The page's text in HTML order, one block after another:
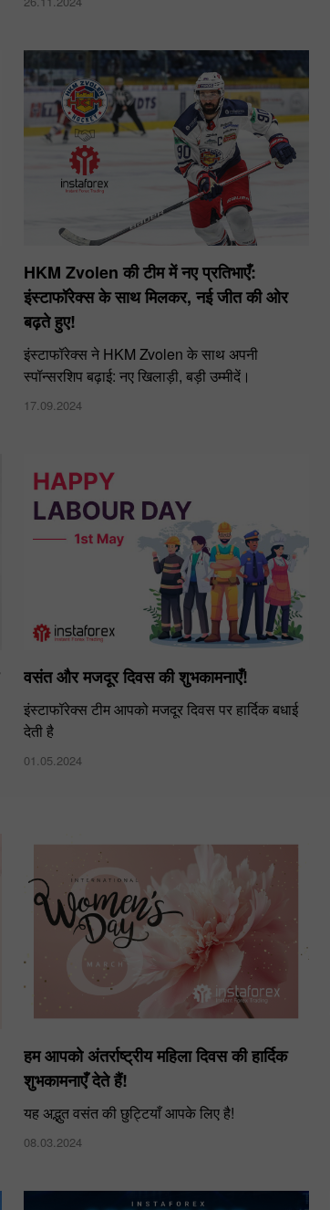
HKM Zvolen की टीम में नए प्रतिभाएँ:
इंस्टाफॉरेक्स के साथ मिलकर, नई जीत की ओर
बढ़ते हुए!
इंस्टाफॉरेक्स ने HKM Zvolen के साथ अपनी
स्पॉन्सरशिप बढ़ाई: नए खिलाड़ी, बड़ी उम्मीदें।
17.09.2024
वसंत और मजदूर दिवस की शुभकामनाएँ!
इंस्टाफॉरेक्स टीम आपको मजदूर दिवस पर हार्दिक बधाई
देती है
01.05.2024
हम आपको अंतर्राष्ट्रीय महिला दिवस की हार्दिक
शुभकामनाएँ देते हैं!
यह अद्भुत वसंत की छुट्टियाँ आपके लिए है!
08.03.2024